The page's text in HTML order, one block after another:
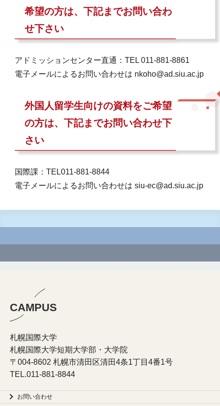
希望の方は、下記までお問い合わ
せ下さい
アドミッションセンター直通：TEL 011-881-8861
電子メールによるお問い合わせは nkoho@ad.siu.ac.jp
外国人留学生向けの資料をご希望
の方は、下記までお問い合わせ下
さい
国際課：TEL011-881-8844
電子メールによるお問い合わせは siu-ec@ad.siu.ac.jp
CAMPUS
札幌国際大学
札幌国際大学短期大学部・大学院
〒004-8602 札幌市清田区清田4条1丁目4番1号
TEL.011-881-8844
お問い合わせ